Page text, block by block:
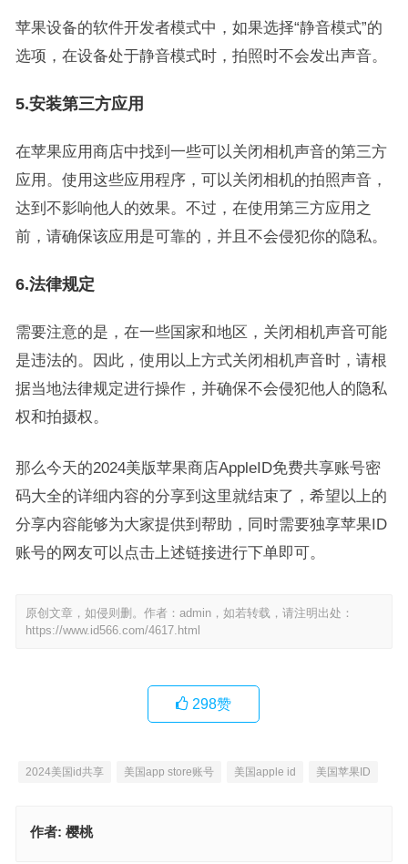
苹果设备的软件开发者模式中，如果选择“静音模式”的
选项，在设备处于静音模式时，拍照时不会发出声音。
5.安装第三方应用
在苹果应用商店中找到一些可以关闭相机声音的第三方
应用。使用这些应用程序，可以关闭相机的拍照声音，
达到不影响他人的效果。不过，在使用第三方应用之
前，请确保该应用是可靠的，并且不会侵犯你的隐私。
6.法律规定
需要注意的是，在一些国家和地区，关闭相机声音可能
是违法的。因此，使用以上方式关闭相机声音时，请根
据当地法律规定进行操作，并确保不会侵犯他人的隐私
权和拍摄权。
那么今天的2024美版苹果商店AppleID免费共享账号密
码大全的详细内容的分享到这里就结束了，希望以上的
分享内容能够为大家提供到帮助，同时需要独享苹果ID
账号的网友可以点击上述链接进行下单即可。
原创文章，如侵则删。作者：admin，如若转载，请注明出处：
https://www.id566.com/4617.html
298赞
2024美国id共享 美国app store账号 美国apple id 美国苹果ID
作者: 樱桃